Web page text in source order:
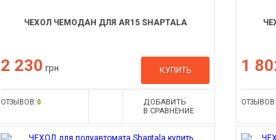
ЧЕХОЛ ЧЕМОДАН ДЛЯ AR15 SHAPTALA
2 230 грн КУПИТЬ
ОТЗЫВОВ:0
ДОБАВИТЬ
В СРАВНЕНИЕ
1